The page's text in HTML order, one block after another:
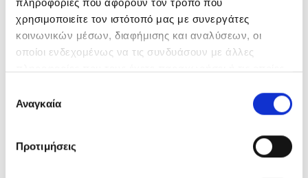
πληροφορίες που αφορούν τον τρόπο που
χρησιμοποιείτε τον ιστότοπό μας με συνεργάτες
κοινωνικών μέσων, διαφήμισης και αναλύσεων, οι
οποίοι ενδεχομένως να τις συνδυάσουν με άλλες
των υπηρεσιών τους.
συγκατάθεσης
Αναγκαία
Προτιμήσεις
Σχετικές συνταγές